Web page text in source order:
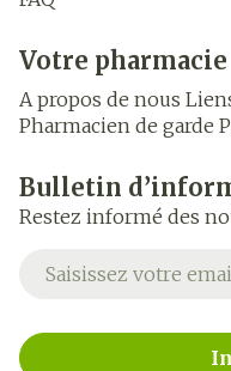
Votre pharmacie
A propos de nous
Pharmacien de garde
Bulletin
Restez informé des
Adresse mail